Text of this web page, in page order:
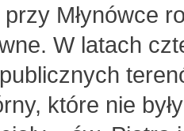
Młynówce
W latach
które nie